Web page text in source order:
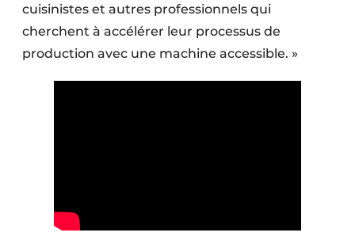
cuisinistes et autres professionnels qui
cherchent à accélérer leur processus de
production avec une machine accessible. »